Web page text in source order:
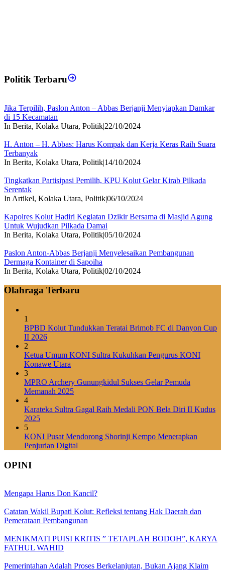
Politik Terbaru
Jika Terpilih, Paslon Anton – Abbas Berjanji Menyiapkan Damkar
di 15 Kecamatan
In Berita, Kolaka Utara, Politik|22/10/2024
H. Anton – H. Abbas: Harus Kompak dan Kerja Keras Raih Suara
Terbanyak
In Berita, Kolaka Utara, Politik|14/10/2024
Tingkatkan Partisipasi Pemilih, KPU Kolut Gelar Kirab Pilkada
Serentak
In Artikel, Kolaka Utara, Politik|06/10/2024
Kapolres Kolut Hadiri Kegiatan Dzikir Bersama di Masjid Agung
Untuk Wujudkan Pilkada Damai
In Berita, Kolaka Utara, Politik|05/10/2024
Paslon Anton-Abbas Berjanji Menyelesaikan Pembangunan
Dermaga Kontainer di Sapoiha
In Berita, Kolaka Utara, Politik|02/10/2024
Olahraga Terbaru
1
BPBD Kolut Tundukkan Teratai Brimob FC di Danyon Cup
II 2026
2
Ketua Umum KONI Sultra Kukuhkan Pengurus KONI
Konawe Utara
3
MPRO Archery Gunungkidul Sukses Gelar Pemuda
Memanah 2025
4
Karateka Sultra Gagal Raih Medali PON Bela Diri II Kudus
2025
5
KONI Pusat Mendorong Shorinji Kempo Menerapkan
Penjurian Digital
OPINI
Mengapa Harus Don Kancil?
Catatan Wakil Bupati Kolut: Refleksi tentang Hak Daerah dan
Pemerataan Pembangunan
MENIKMATI PUISI KRITIS ” TETAPLAH BODOH”, KARYA
FATHUL WAHID
Pemerintahan Adalah Proses Berkelanjutan, Bukan Ajang Klaim